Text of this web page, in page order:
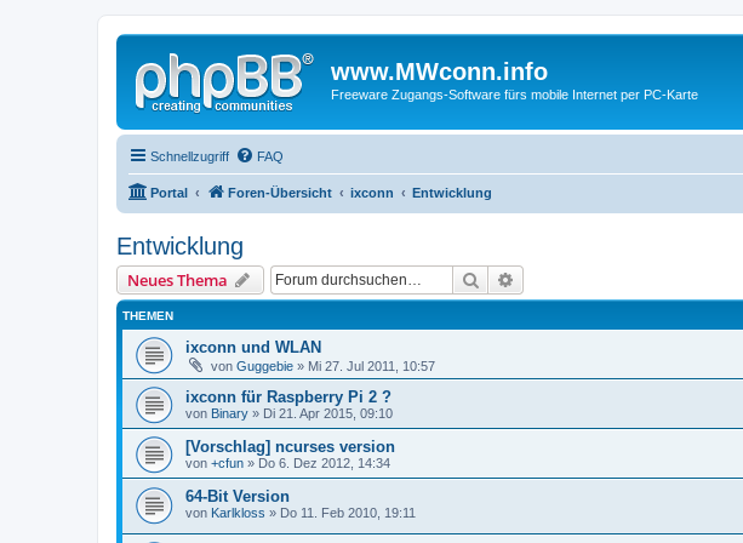
www.MWconn.info
Freeware Zugangs-Software fürs mobile Internet per PC-Karte
Schnellzugriff FAQ
Portal Foren-Übersicht ixconn Entwicklung
Entwicklung
Neues Thema Suche
THEMEN
ixconn und WLAN
von Guggebie » Mi 27. Jul 2011, 10:57
ixconn für Raspberry Pi 2 ?
von Binary » Di 21. Apr 2015, 09:10
[Vorschlag] ncurses version
von +cfun » Do 6. Dez 2012, 14:34
64-Bit Version
von Karlkloss » Do 11. Feb 2010, 19:11